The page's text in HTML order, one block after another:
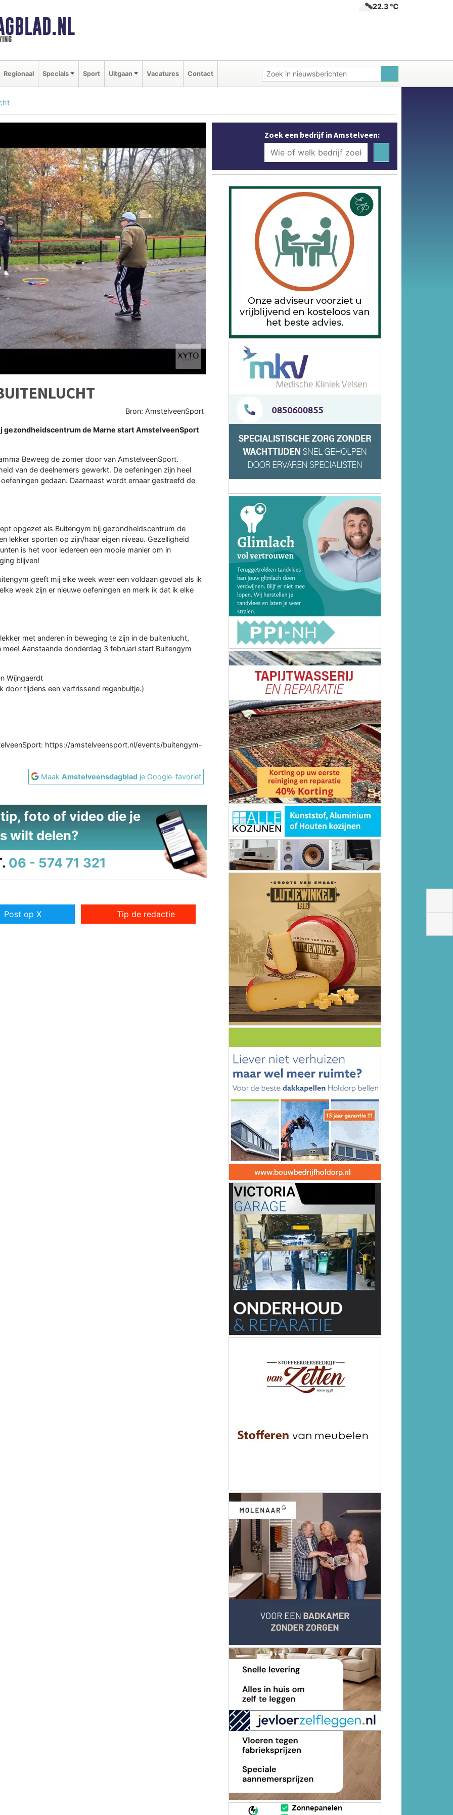
22.3 ℃
Regionaal Specials Sport Uitgaan Vacatures Contact
Bron: AmstelveenSport
gezondheidscentrum de Marne start AmstelveenSport
Beweeg de zomer door van AmstelveenSport.
van de deelnemers gewerkt. De oefeningen zijn heel
gedaan. Daarnaast wordt ernaar gestreefd de
opgezet als Buitengym bij gezondheidscentrum de
lekker sporten op zijn/haar eigen niveau. Gezelligheid
is het voor iedereen een mooie manier om in
blijven!
geeft mij elke week weer een voldaan gevoel als ik
week zijn er nieuwe oefeningen en merk ik dat ik elke
met anderen in beweging te zijn in de buitenlucht,
Aanstaande donderdag 3 februari start Buitengym
Wíjngaerdt
door tijdens een verfrissend regenbuitje.)
https://amstelveensport.nl/events/buitengym-
MaakAmstelveensdagblad je Google-favoriet
foto of video die je
wilt delen?
06 - 574 71 321
Post op X Tip de redactie
Zoek een bedrijf in Amstelveen: